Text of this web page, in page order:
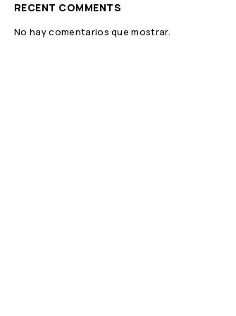
RECENT COMMENTS
No hay comentarios que mostrar.